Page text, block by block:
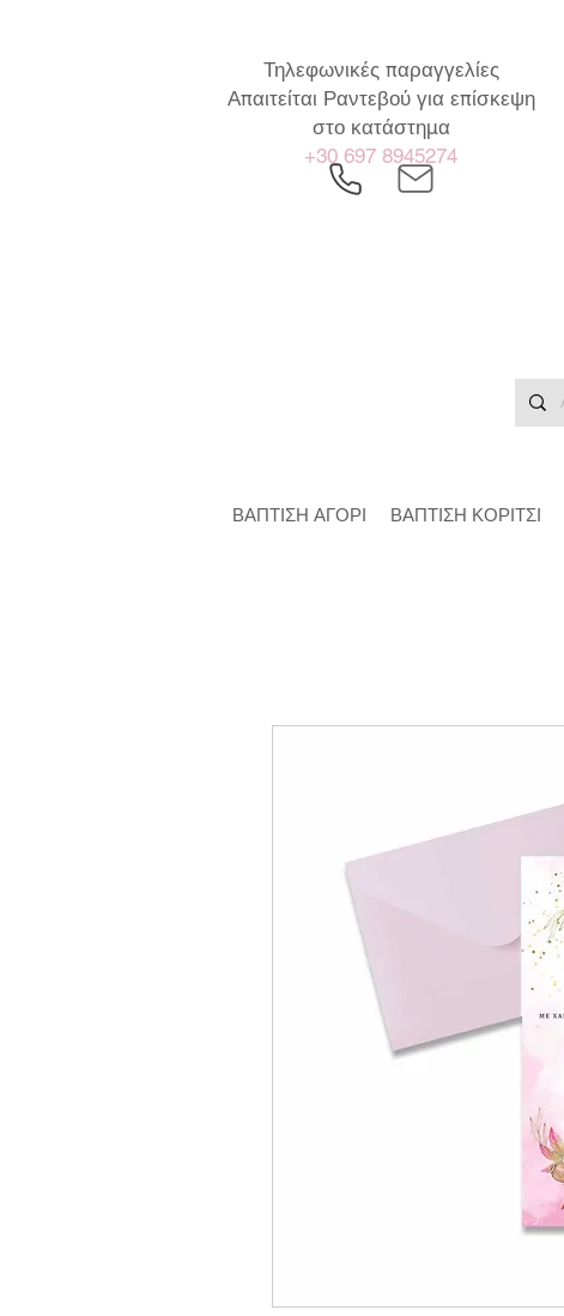
Τηλεφωνικές παραγγελίες
Απαιτείται Ραντεβού για επίσκεψη
στο κατάστημα
+30 697 8945274
ΒΑΠΤΙΣΗ ΑΓΟΡΙ ΒΑΠΤΙΣΗ ΚΟΡΙΤΣΙ